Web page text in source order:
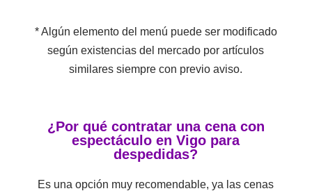
* Algún elemento del menú puede ser modificado
según existencias del mercado por artículos
similares siempre con previo aviso.
¿Por qué contratar una cena con
espectáculo en Vigo para
despedidas?
Es una opción muy recomendable, ya las cenas